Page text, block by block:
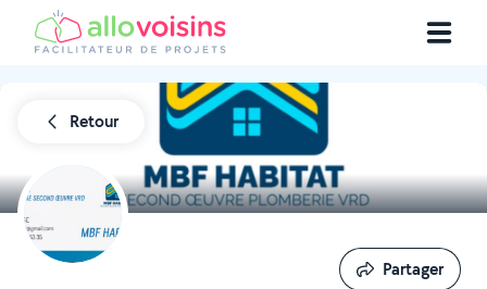
Retour
Partager
Partager